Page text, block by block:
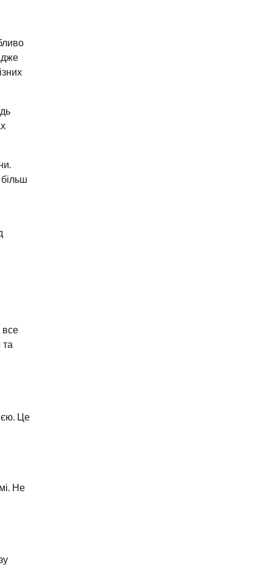
все
та
Це
Не